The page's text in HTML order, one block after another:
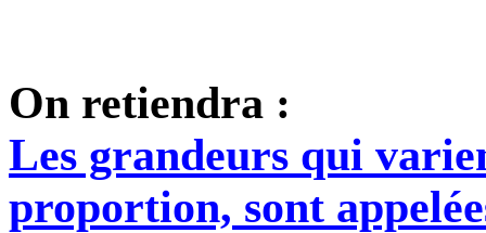
On retiendra :
Les grandeurs qui
proportion, sont